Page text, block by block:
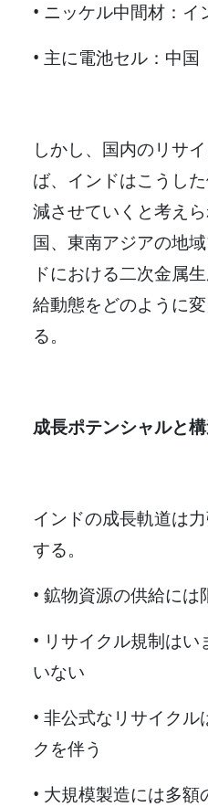
• ニッケル中間材：イ
• 主に電池セル：中国
しかし、国内のリサ
ば、インドはこうし
減させていくと考え
国、東南アジアの地
ドにおける二次金属
給動態をどのように
る。
成長ポテンシャルと
インドの成長軌道は
する。
• 鉱物資源の供給には
• リサイクル規制は
いない
• 非公式なリサイク
クを伴う
• 大規模製造には多